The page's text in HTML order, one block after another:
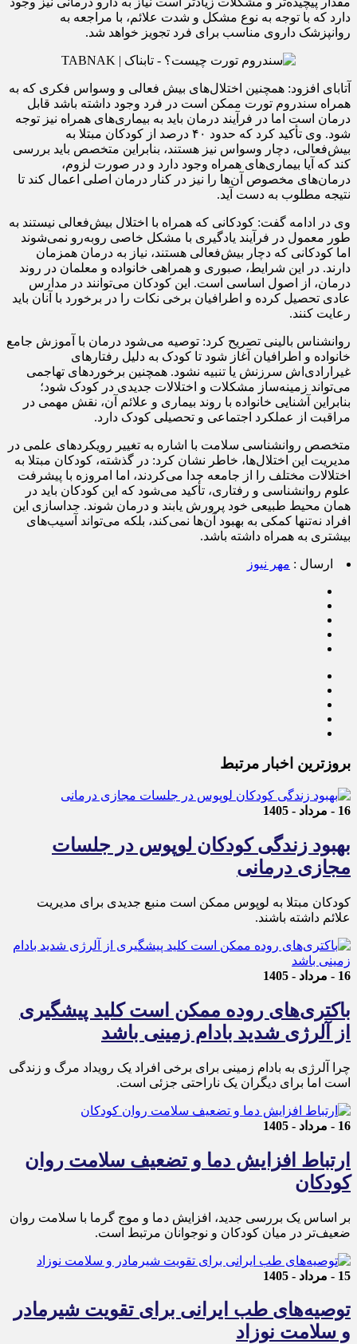
دارد که با توجه به نوع مشکل و شدت علائم، با مراجعه به
روانپزشک داروی مناسب برای فرد تجویز خواهد شد.
آتابای افزود: همچنین اختلال‌های بیش فعالی و وسواس فکری که به
همراه سندروم تورت ممکن است در فرد وجود داشته باشد قابل
درمان است اما در فرآیند درمان باید به بیماری‌های همراه نیز توجه
شود. وی تأکید کرد که حدود ۴۰ درصد از کودکان مبتلا به
بیش‌فعالی، دچار وسواس نیز هستند، بنابراین متخصص باید بررسی
کند که آیا بیماری‌های همراه وجود دارد و در صورت لزوم،
درمان‌های مخصوص آن‌ها را نیز در کنار درمان اصلی اعمال کند تا
نتیجه مطلوب به دست آید.
وی در ادامه گفت: کودکانی که همراه با اختلال بیش‌فعالی نیستند به
طور معمول در فرآیند یادگیری با مشکل خاصی روبه‌رو نمی‌شوند
اما کودکانی که دچار بیش‌فعالی هستند، نیاز به درمان همزمان
دارند. در این شرایط، صبوری و همراهی خانواده و معلمان در روند
درمان، از اصول اساسی است. این کودکان می‌توانند در مدارس
عادی تحصیل کرده و اطرافیان برخی نکات را در برخورد با آنان باید
رعایت کنند.
روانشناس بالینی تصریح کرد: توصیه می‌شود درمان با آموزش جامع
خانواده و اطرافیان آغاز شود تا کودک به دلیل رفتارهای
غیرارادی‌اش سرزنش یا تنبیه نشود. همچنین برخوردهای تهاجمی
می‌تواند زمینه‌ساز مشکلات و اختلالات جدیدی در کودک شود؛
بنابراین آشنایی خانواده با روند بیماری و علائم آن، نقش مهمی در
مراقبت از عملکرد اجتماعی و تحصیلی کودک دارد.
متخصص روانشناسی سلامت با اشاره به تغییر رویکردهای علمی در
مدیریت این اختلال‌ها، خاطر نشان کرد: در گذشته، کودکان مبتلا به
اختلالات مختلف را از جامعه جدا می‌کردند، اما امروزه با پیشرفت
علوم روانشناسی و رفتاری، تأکید می‌شود که این کودکان باید در
همان محیط طبیعی خود پرورش یابند و درمان شوند. جداسازی این
افراد نه‌تنها کمکی به بهبود آن‌ها نمی‌کند، بلکه می‌تواند آسیب‌های
بیشتری به همراه داشته باشد.
ارسال : مهر نیوز
بروزترین اخبار مرتبط
16 - مرداد - 1405
بهبود زندگی کودکان لوپوس در جلسات
مجازی درمانی
کودکان مبتلا به لوپوس ممکن است منبع جدیدی برای مدیریت
علائم داشته باشند.
16 - مرداد - 1405
باکتری‌های روده ممکن است کلید پیشگیری
از آلرژی شدید بادام زمینی باشد
چرا آلرژی به بادام زمینی برای برخی افراد یک رویداد مرگ و زندگی
است اما برای دیگران یک ناراحتی جزئی است.
16 - مرداد - 1405
ارتباط افزایش دما و تضعیف سلامت روان
کودکان
بر اساس یک بررسی جدید، افزایش دما و موج گرما با سلامت روان
ضعیف‌تر در میان کودکان و نوجوانان مرتبط است.
15 - مرداد - 1405
توصیه‌های طب ایرانی برای تقویت شیرمادر
و سلامت نوزاد